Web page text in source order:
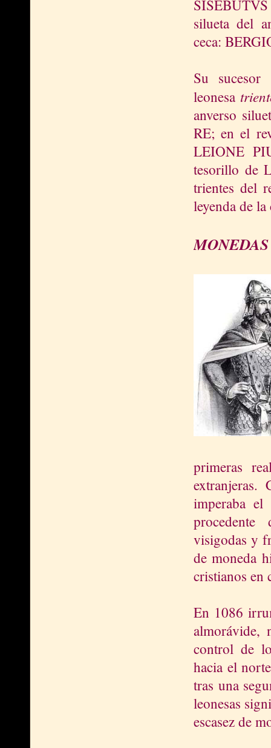
silueta del
ceca:
Su sucesor
leonesa
anverso
RE; en el
LEIONE
tesorillo de
trientes del
leyenda de
primeras
extranjeras.
imperaba el
visigodas y
de moneda
cristianos en
En 1086
almorávide,
control de
hacia el
tras una
leonesas
escasez de